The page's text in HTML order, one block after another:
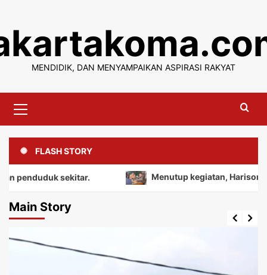
content
MENDIDIK, DAN MENYAMPAIKAN ASPIRASI RAKYAT
Menu
FLASH STORY
sekitar. Menutup kegiatan, Harison
Main Story